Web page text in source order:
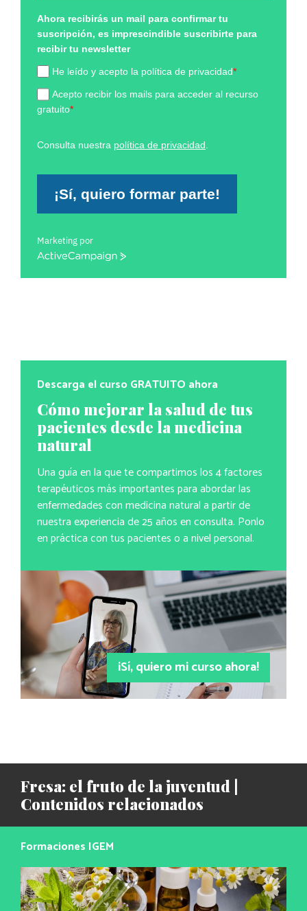
Ahora recibirás un mail para confirmar tu
suscripción, es imprescindible suscribirte para
recibir tu newsletter
He leído y acepto la política de privacidad*
Acepto recibir los mails para acceder al recurso
gratuito*
Consulta nuestra política de privacidad.
¡Sí, quiero formar parte!
Marketing por
ActiveCampaign
Descarga el curso GRATUITO ahora
Cómo mejorar la salud de tus
pacientes desde la medicina
natural
Una guía en la que te compartimos los 4 factores
terapéuticos más importantes para abordar las
enfermedades con medicina natural a partir de
nuestra experiencia de 25 años en consulta. Ponlo
en práctica con tus pacientes o a nivel personal.
¡Sí, quiero mi curso ahora!
Fresa: el fruto de la juventud |
Contenidos relacionados
Formaciones IGEM